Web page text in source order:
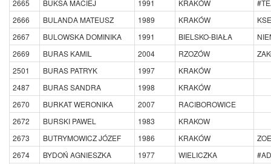
2665
BUKSA MACIEJ 1991 KRAKÓW
2666
BULANDA MATEUSZ 1989 KRAKÓW
2667
BULOWSKA DOMINIKA 1991 BIELSKO-BIAŁA
2669
BURAS KAMIL 2004 RZOZÓW
2501
BURAS PATRYK 1997
KRAKÓW
2487
BURAS SANDRA 1998
KRAKÓW
2670
BURKAT WERONIKA 2007
RACIBOROWICE
2672
BURSKI PAWEL 1983
KRAKOW
2673
BUTRYMOWICZ JÓZEF 1986 KRAKÓW
2674
BYDOŃ AGNIESZKA 1977 WIELICZKA